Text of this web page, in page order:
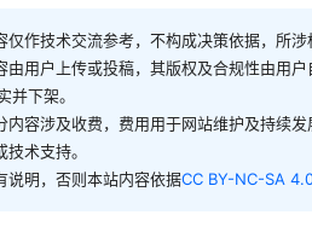
仅作技术交流参考，不构成决策依据，所涉
由用户上传或投稿，其版权及合规性由用
并下架。
内容涉及收费，费用用于网站维护及持续
术支持。
说明，否则本站内容依据CC BY-NC-SA